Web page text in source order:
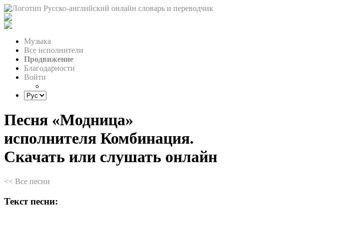
Музыка
Все исполнители
Продвижение
Благодарности
Войти
Песня «Модница»
исполнителя Комбинация.
Скачать или слушать онлайн
<< Все песни
Текст песни: